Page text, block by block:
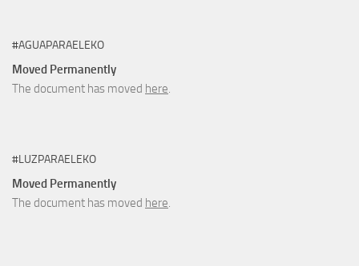
#AGUAPARAELEKO
Moved Permanently
The document has moved here.
#LUZPARAELEKO
Moved Permanently
The document has moved here.